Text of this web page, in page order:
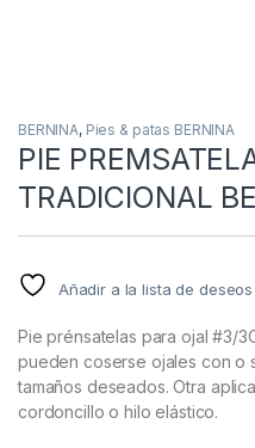
BERNINA, Pies & patas BERNINA
PIE
TRADICIONAL
Añadir a la lista de deseos
Pie prénsatelas para ojal #3/
pueden coserse ojales con o
tamaños deseados. Otra
cordoncillo o hilo elástico.